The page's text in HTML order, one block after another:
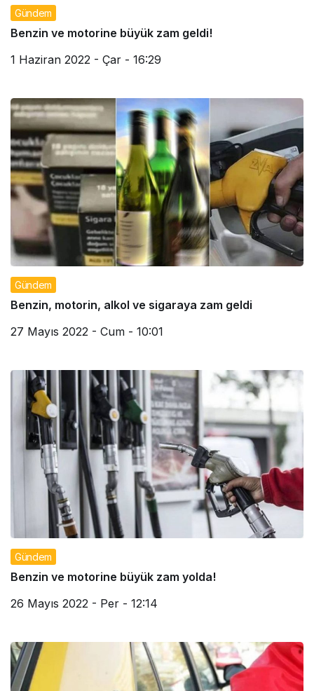
Gündem
Benzin ve motorine büyük zam geldi!
1 Haziran 2022 - Çar - 16:29
Gündem
Benzin, motorin, alkol ve sigaraya zam geldi
27 Mayıs 2022 - Cum - 10:01
Gündem
Benzin ve motorine büyük zam yolda!
26 Mayıs 2022 - Per - 12:14